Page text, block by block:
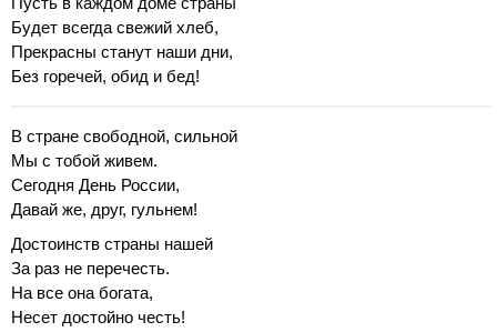
Будет всегда свежий хлеб,
Прекрасны станут наши дни,
Без горечей, обид и бед!
В стране свободной, сильной
Мы с тобой живем.
Сегодня День России,
Давай же, друг, гульнем!
Достоинств страны нашей
За раз не перечесть.
На все она богата,
Несет достойно честь!